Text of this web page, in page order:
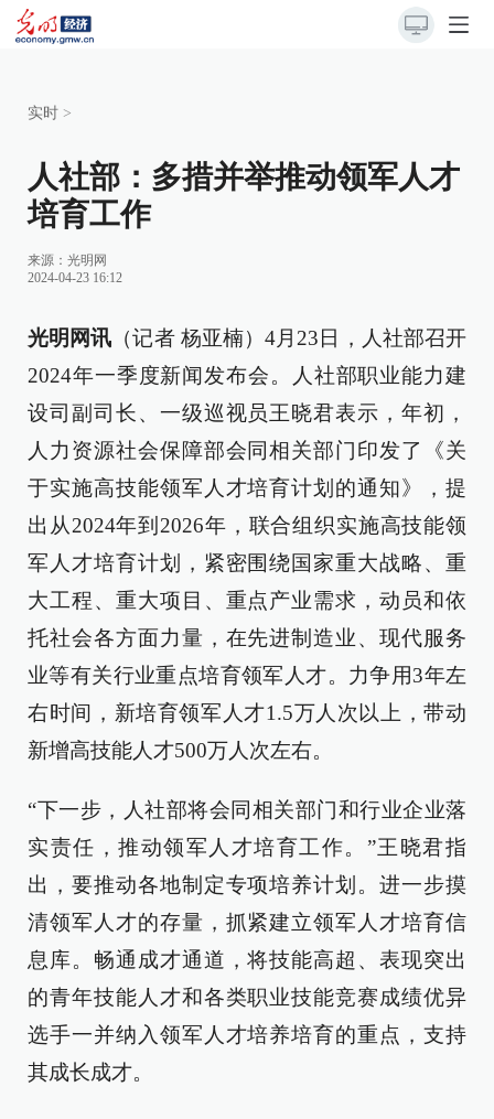
实时 >
人社部：多措并举推动领军人才
培育工作
来源： 光明网
2024-04-23 16:12
光明网讯 （记者 杨亚楠）4月23日，人社部召开
2024年一季度新闻发布会。人社部职业能力建
设司副司长、一级巡视员王晓君表示，年初，
人力资源社会保障部会同相关部门印发了《关
于实施高技能领军人才培育计划的通知》，提
出从2024年到2026年，联合组织实施高技能领
军人才培育计划，紧密围绕国家重大战略、重
大工程、重大项目、重点产业需求，动员和依
托社会各方面力量，在先进制造业、现代服务
业等有关行业重点培育领军人才。力争用3年左
右时间，新培育领军人才1.5万人次以上，带动
新增高技能人才500万人次左右。
“下一步，人社部将会同相关部门和行业企业落
实责任，推动领军人才培育工作。”王晓君指
出，要推动各地制定专项培养计划。进一步摸
清领军人才的存量，抓紧建立领军人才培育信
息库。畅通成才通道，将技能高超、表现突出
的青年技能人才和各类职业技能竞赛成绩优异
选手一并纳入领军人才培养培育的重点，支持
其成长成才。